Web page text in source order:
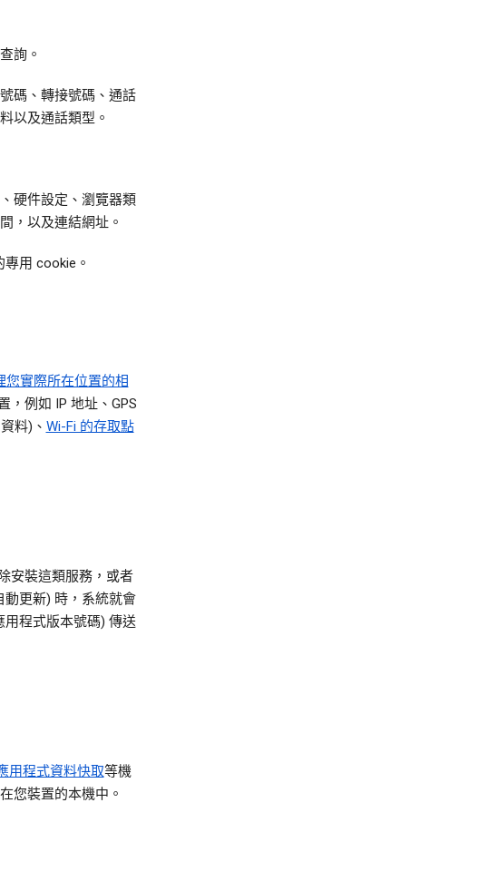
詢。
碼、轉接號碼、通話
以及通話類型。
硬件設定、瀏覽器類
，以及連結網址。
用 cookie。
您實際所在位置的相
，例如 IP 地址、GPS
料)、 Wi-Fi 的存取點
安裝這類服務，或者
更新) 時，系統就會
程式版本號碼) 傳送
用程式資料快取等機
您裝置的本機中。